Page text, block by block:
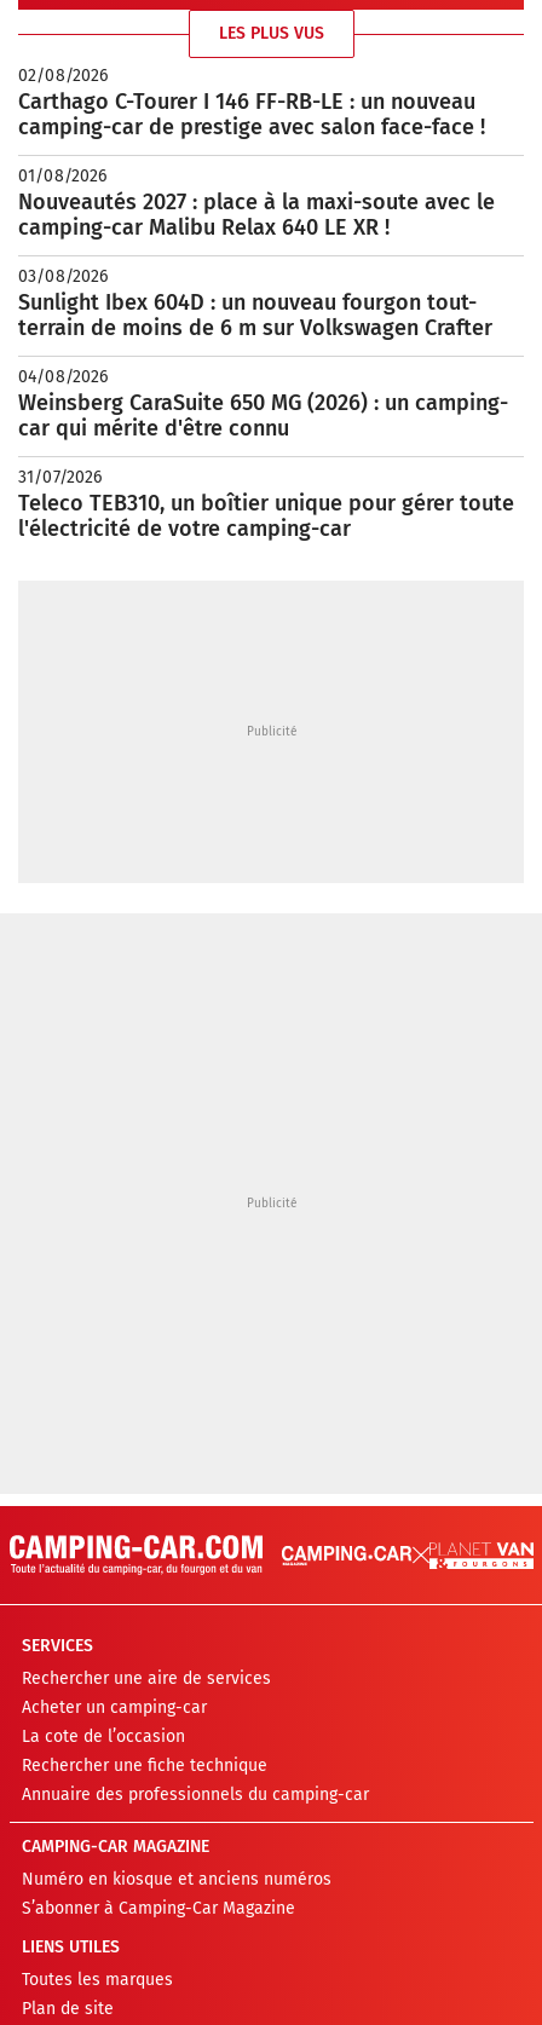
LES PLUS VUS
02/08/2026
Carthago C-Tourer I 146 FF-RB-LE : un nouveau
camping-car de prestige avec salon face-face !
01/08/2026
Nouveautés 2027 : place à la maxi-soute avec le
camping-car Malibu Relax 640 LE XR !
03/08/2026
Sunlight Ibex 604D : un nouveau fourgon tout-
terrain de moins de 6 m sur Volkswagen Crafter
04/08/2026
Weinsberg CaraSuite 650 MG (2026) : un camping-
car qui mérite d'être connu
31/07/2026
Teleco TEB310, un boîtier unique pour gérer toute
l'électricité de votre camping-car
SERVICES
Rechercher une aire de services
Acheter un camping-car
La cote de l’occasion
Rechercher une fiche technique
Annuaire des professionnels du camping-car
CAMPING-CAR MAGAZINE
Numéro en kiosque et anciens numéros
S’abonner à Camping-Car Magazine
LIENS UTILES
Toutes les marques
Plan de site